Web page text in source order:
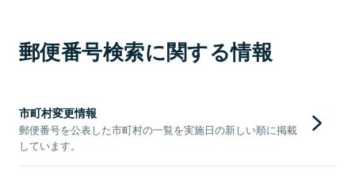
郵便番号検索に関する情報
市町村変更情報
郵便番号を公表した市町村の一覧を実施日の新しい順に掲載
しています。